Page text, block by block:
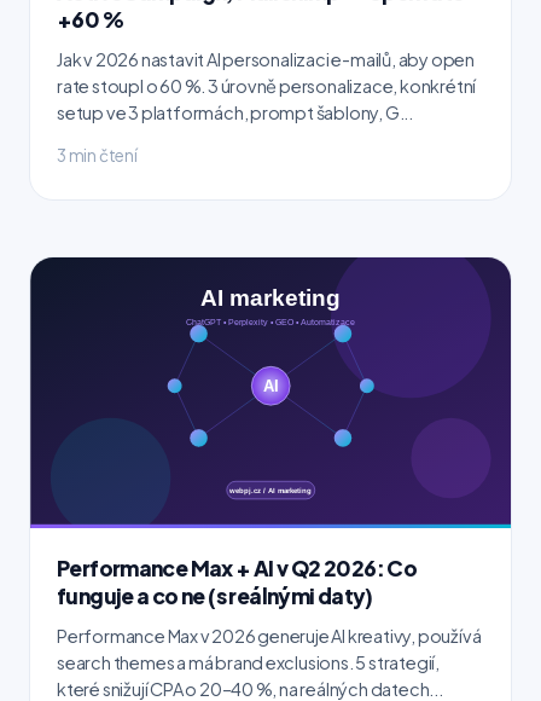
+60 %
Jak v 2026 nastavit AI personalizaci e-mailů, aby open
rate stoupl o 60 %. 3 úrovně personalizace, konkrétní
setup ve 3 platformách, prompt šablony, G...
3 min čtení
Performance Max + AI v Q2 2026: Co
funguje a co ne (s reálnými daty)
Performance Max v 2026 generuje AI kreativy, používá
search themes a má brand exclusions. 5 strategií,
které snižují CPA o 20–40 %, na reálných datech...